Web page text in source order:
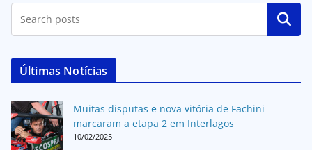
Pesquisar
Últimas Notícias
Muitas disputas e nova vitória de Fachini
marcaram a etapa 2 em Interlagos
10/02/2025